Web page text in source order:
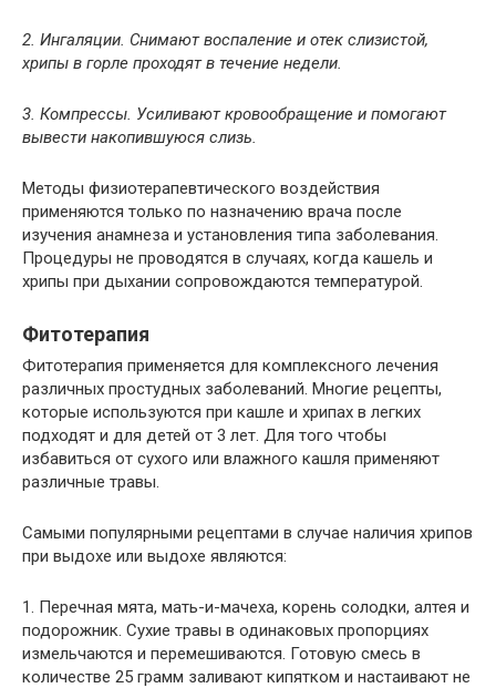
2. Ингаляции. Снимают воспаление и отек слизистой,
хрипы в горле проходят в течение недели.
3. Компрессы. Усиливают кровообращение и помогают
вывести накопившуюся слизь.
Методы физиотерапевтического воздействия
применяются только по назначению врача после
изучения анамнеза и установления типа заболевания.
Процедуры не проводятся в случаях, когда кашель и
хрипы при дыхании сопровождаются температурой.
Фитотерапия
Фитотерапия применяется для комплексного лечения
различных простудных заболеваний. Многие рецепты,
которые используются при кашле и хрипах в легких
подходят и для детей от 3 лет. Для того чтобы
избавиться от сухого или влажного кашля применяют
различные травы.
Самыми популярными рецептами в случае наличия хрипов
при выдохе или выдохе являются:
1. Перечная мята, мать-и-мачеха, корень солодки, алтея и
подорожник. Сухие травы в одинаковых пропорциях
измельчаются и перемешиваются. Готовую смесь в
количестве 25 грамм заливают кипятком и настаивают не